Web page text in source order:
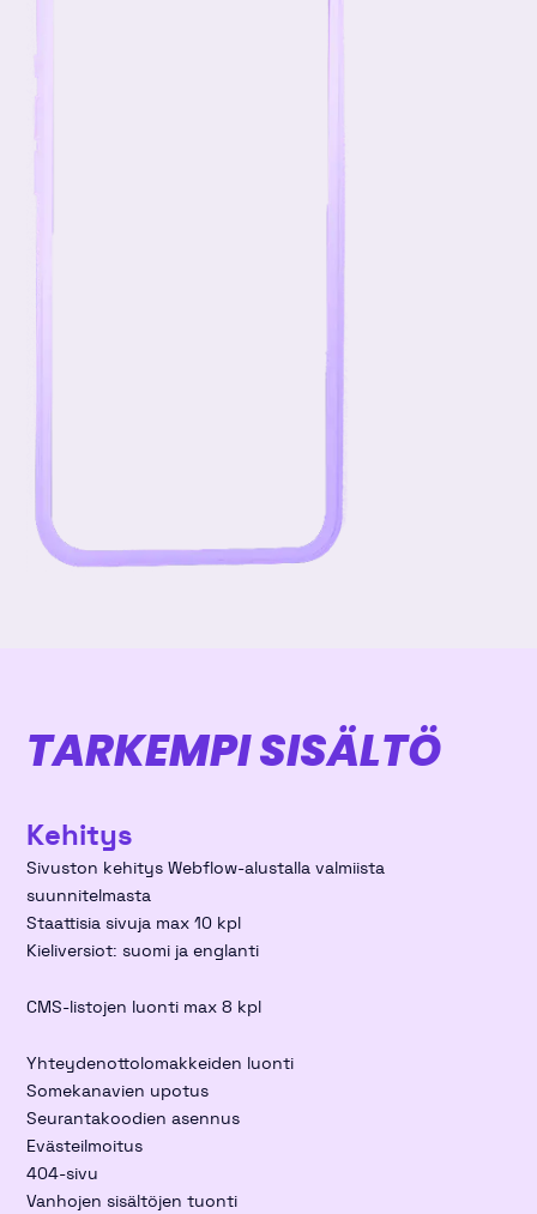
TARKEMPI SISÄLTÖ
Kehitys
Sivuston kehitys Webflow-alustalla valmiista
suunnitelmasta
Staattisia sivuja max 10 kpl
Kieliversiot: suomi ja englanti
CMS-listojen luonti max 8 kpl
Yhteydenottolomakkeiden luonti
Somekanavien upotus
Seurantakoodien asennus
Evästeilmoitus
404-sivu
Vanhojen sisältöjen tuonti